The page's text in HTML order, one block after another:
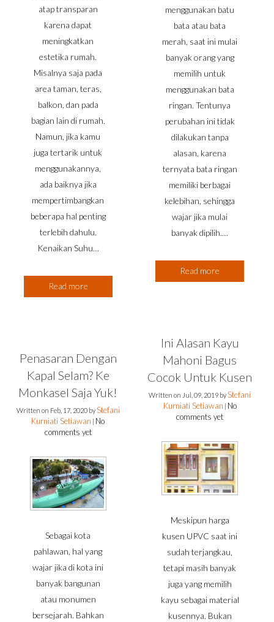
atap transparan
karena dapat
meningkatkan
estetika rumah.
Misalnya saja pada
area taman, teras,
balkon, dan pada
bagian lain di rumah.
Namun, jika kamu
juga tertarik untuk
menggunakannya,
ada baiknya jika
mempertimbangkan
beberapa hal penting
terlebih dahulu.
Kenaikan Suhu…
Read more
menggunakan batu
bata atau bata
merah, saat ini mulai
banyak orang yang
memilih untuk
menggunakan bata
ringan. Tentunya
perubahan ini tidak
dilakukan tanpa
alasan, karena
ternyata bata ringan
memiliki berbagai
kelebihan, sehingga
wajar jika mulai
banyak dipilih.…
Read more
Penasaran Dengan
Kapal Selam? Ke
Monkasel Saja Yuk!
Written on Feb, 17, 2020 byStefani
Kurniati Setiawan No
comments yet
Sebagai kota
pahlawan, hal yang
wajar jika di kota ini
banyak bangunan
atau monumen
bersejarah. Bahkan
Ini Alasan Kayu
Mahoni Bagus
Cocok Untuk Kusen
Written on Jul, 09, 2019 byStefani
Kurniati Setiawan No
comments yet
Meskipun harga
kusen UPVC saat ini
sudah terjangkau,
tetapi masih banyak
juga yang memilih
kayu sebagai material
kusennya. Bukan